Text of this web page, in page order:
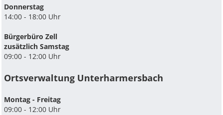
Donnerstag
14:00 - 18:00 Uhr
Bürgerbüro Zell
zusätzlich Samstag
09:00 - 12:00 Uhr
Ortsverwaltung Unterharmersbach
Montag - Freitag
09:00 - 12:00 Uhr